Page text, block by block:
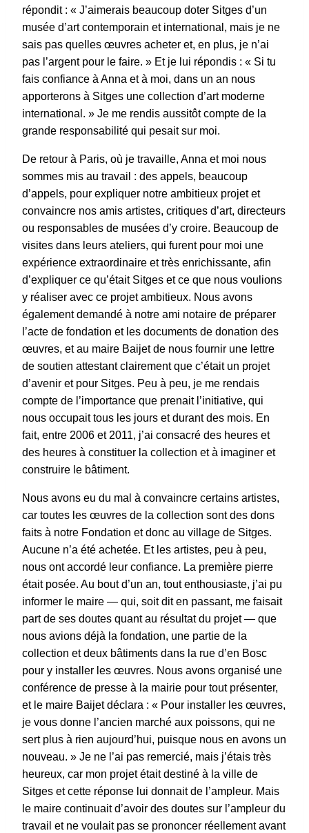
répondit : « J’aimerais beaucoup doter Sitges d’un
musée d’art contemporain et international, mais je ne
sais pas quelles œuvres acheter et, en plus, je n’ai
pas l’argent pour le faire. » Et je lui répondis : « Si tu
fais confiance à Anna et à moi, dans un an nous
apporterons à Sitges une collection d’art moderne
international. » Je me rendis aussitôt compte de la
grande responsabilité qui pesait sur moi.
De retour à Paris, où je travaille, Anna et moi nous
sommes mis au travail : des appels, beaucoup
d’appels, pour expliquer notre ambitieux projet et
convaincre nos amis artistes, critiques d’art, directeurs
ou responsables de musées d’y croire. Beaucoup de
visites dans leurs ateliers, qui furent pour moi une
expérience extraordinaire et très enrichissante, afin
d’expliquer ce qu’était Sitges et ce que nous voulions
y réaliser avec ce projet ambitieux. Nous avons
également demandé à notre ami notaire de préparer
l’acte de fondation et les documents de donation des
œuvres, et au maire Baijet de nous fournir une lettre
de soutien attestant clairement que c’était un projet
d’avenir et pour Sitges. Peu à peu, je me rendais
compte de l’importance que prenait l’initiative, qui
nous occupait tous les jours et durant des mois. En
fait, entre 2006 et 2011, j’ai consacré des heures et
des heures à constituer la collection et à imaginer et
construire le bâtiment.
Nous avons eu du mal à convaincre certains artistes,
car toutes les œuvres de la collection sont des dons
faits à notre Fondation et donc au village de Sitges.
Aucune n’a été achetée. Et les artistes, peu à peu,
nous ont accordé leur confiance. La première pierre
était posée. Au bout d’un an, tout enthousiaste, j’ai pu
informer le maire — qui, soit dit en passant, me faisait
part de ses doutes quant au résultat du projet — que
nous avions déjà la fondation, une partie de la
collection et deux bâtiments dans la rue d’en Bosc
pour y installer les œuvres. Nous avons organisé une
conférence de presse à la mairie pour tout présenter,
et le maire Baijet déclara : « Pour installer les œuvres,
je vous donne l’ancien marché aux poissons, qui ne
sert plus à rien aujourd’hui, puisque nous en avons un
nouveau. » Je ne l’ai pas remercié, mais j’étais très
heureux, car mon projet était destiné à la ville de
Sitges et cette réponse lui donnait de l’ampleur. Mais
le maire continuait d’avoir des doutes sur l’ampleur du
travail et ne voulait pas se prononcer réellement avant